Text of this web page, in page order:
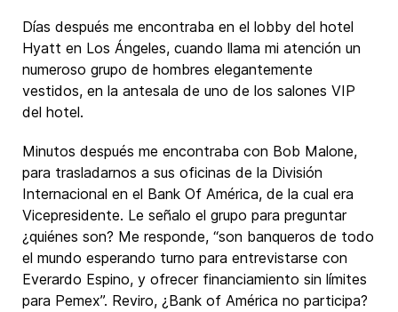
Días después me encontraba en el lobby del hotel
Hyatt en Los Ángeles, cuando llama mi atención un
numeroso grupo de hombres elegantemente
vestidos, en la antesala de uno de los salones VIP
del hotel.
Minutos después me encontraba con Bob Malone,
para trasladarnos a sus oficinas de la División
Internacional en el Bank Of América, de la cual era
Vicepresidente. Le señalo el grupo para preguntar
¿quiénes son? Me responde, “son banqueros de todo
el mundo esperando turno para entrevistarse con
Everardo Espino, y ofrecer financiamiento sin límites
para Pemex”. Reviro, ¿Bank of América no participa?